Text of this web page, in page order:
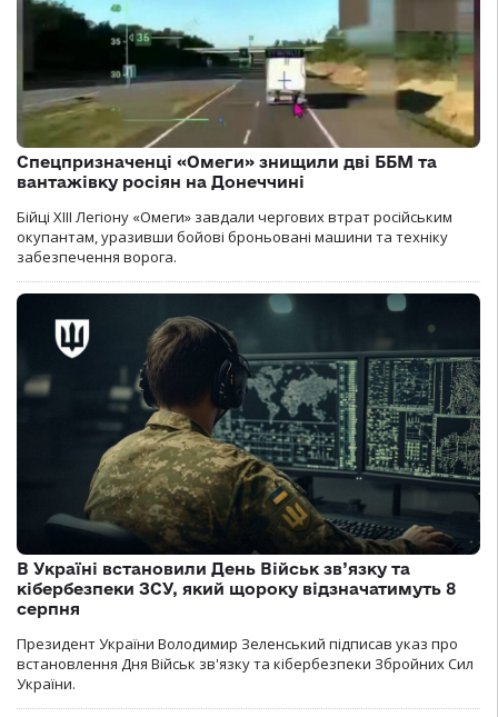
Спецпризначенці «Омеги» знищили дві ББМ та
вантажівку росіян на Донеччині
Бійці ХІІІ Легіону «Омеги» завдали чергових втрат російським
окупантам, уразивши бойові броньовані машини та техніку
забезпечення ворога.
В Україні встановили День Військ зв’язку та
кібербезпеки ЗСУ, який щороку відзначатимуть 8
серпня
Президент України Володимир Зеленський підписав указ про
встановлення Дня Військ зв'язку та кібербезпеки Збройних Сил
України.